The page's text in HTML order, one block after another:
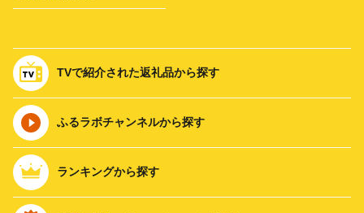
TVで紹介された返礼品から探す
ふるラボチャンネルから探す
ランキングから探す